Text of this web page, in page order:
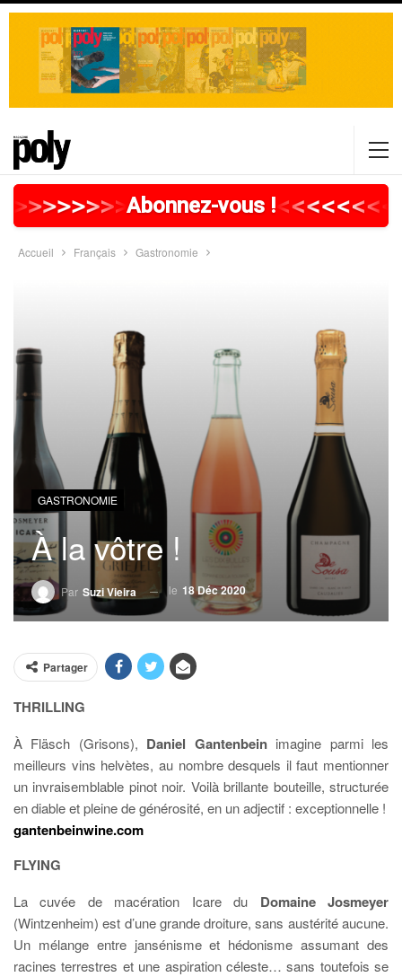
>>>>>>>>>>>>>>>>>
Abonnez-vous !<<<<<<<<
Accueil Français Gastronomie
GASTRONOMIE
À la vôtre !
Par Suzi Vieira le 18 Déc 2020
Partager
THRILLING
À Fläsch (Grisons), Daniel Gantenbeinimagine parmi les
meilleurs vins helvètes, au nombre desquels il faut mentionner
un invraisemblable pinot noir. Voilà brillante bouteille, structurée
en diable et pleine de générosité, en un adjectif : exceptionnelle !
gantenbeinwine.com
FLYING
La cuvée de macération Icare du Domaine Josmeyer
(Wintzenheim) est d’une grande droiture, sans austérité aucune.
Un mélange entre jansénisme et hédonisme assumant des
racines terrestres et une aspiration céleste… sans toutefois se